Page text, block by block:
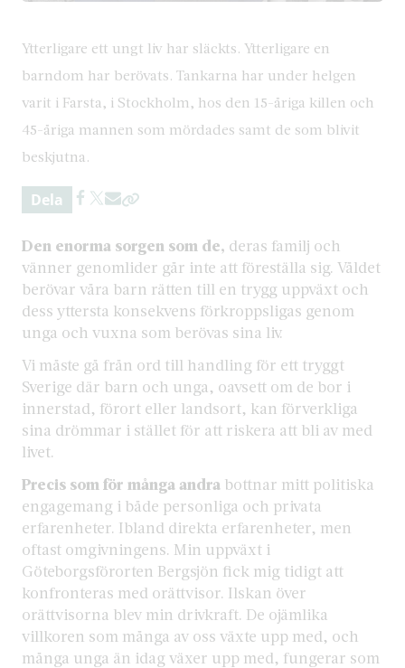
Ytterligare ett ungt liv har släckts. Ytterligare en
barndom har berövats. Tankarna har under helgen
varit i Farsta, i Stockholm, hos den 15-åriga killen och
45-åriga mannen som mördades samt de som blivit
beskjutna.
Dela
Den enorma sorgen som de, deras familj och
vänner genomlider går inte att föreställa sig. Våldet
berövar våra barn rätten till en trygg uppväxt och
dess yttersta konsekvens förkroppsligas genom
unga och vuxna som berövas sina liv.
Vi måste gå från ord till handling för ett tryggt
Sverige där barn och unga, oavsett om de bor i
innerstad, förort eller landsort, kan förverkliga
sina drömmar i stället för att riskera att bli av med
livet.
Precis som för många andra bottnar mitt politiska
engagemang i både personliga och privata
erfarenheter. Ibland direkta erfarenheter, men
oftast omgivningens. Min uppväxt i
Göteborgsförorten Bergsjön fick mig tidigt att
konfronteras med orättvisor. Ilskan över
orättvisorna blev min drivkraft. De ojämlika
villkoren som många av oss växte upp med, och
många unga än idag växer upp med, fungerar som